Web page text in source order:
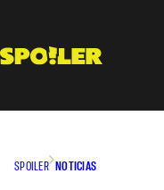
contenido
SPOILER NOTICIAS